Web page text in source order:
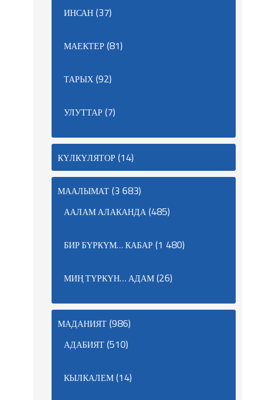
ИНСАН(37)
МАЕКТЕР(81)
ТАРЫХ(92)
УЛУТТАР(7)
КҮЛКҮЛЯТОР(14)
МААЛЫМАТ(3 683)
ААЛАМ АЛАКАНДА(485)
БИР БҮРКҮМ… КАБАР(1 480)
МИҢ ТҮРКҮН… АДАМ(26)
МАДАНИЯТ(986)
АДАБИЯТ(510)
КЫЛКАЛЕМ(14)